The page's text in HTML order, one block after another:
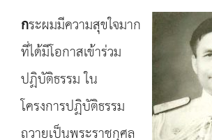
กระผมมีความสุขใจมาก
ที่ได้มีโอกาสเข้าร่วม
ปฏิบัติธรรม ใน
โครงการปฏิบัติธรรม
ถวายเป็นพระราชกุศล